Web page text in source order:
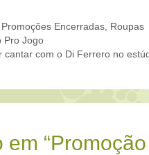
Promoções Encerradas Roupas
Pro Jogo
cantar com o Di Ferrero no
em